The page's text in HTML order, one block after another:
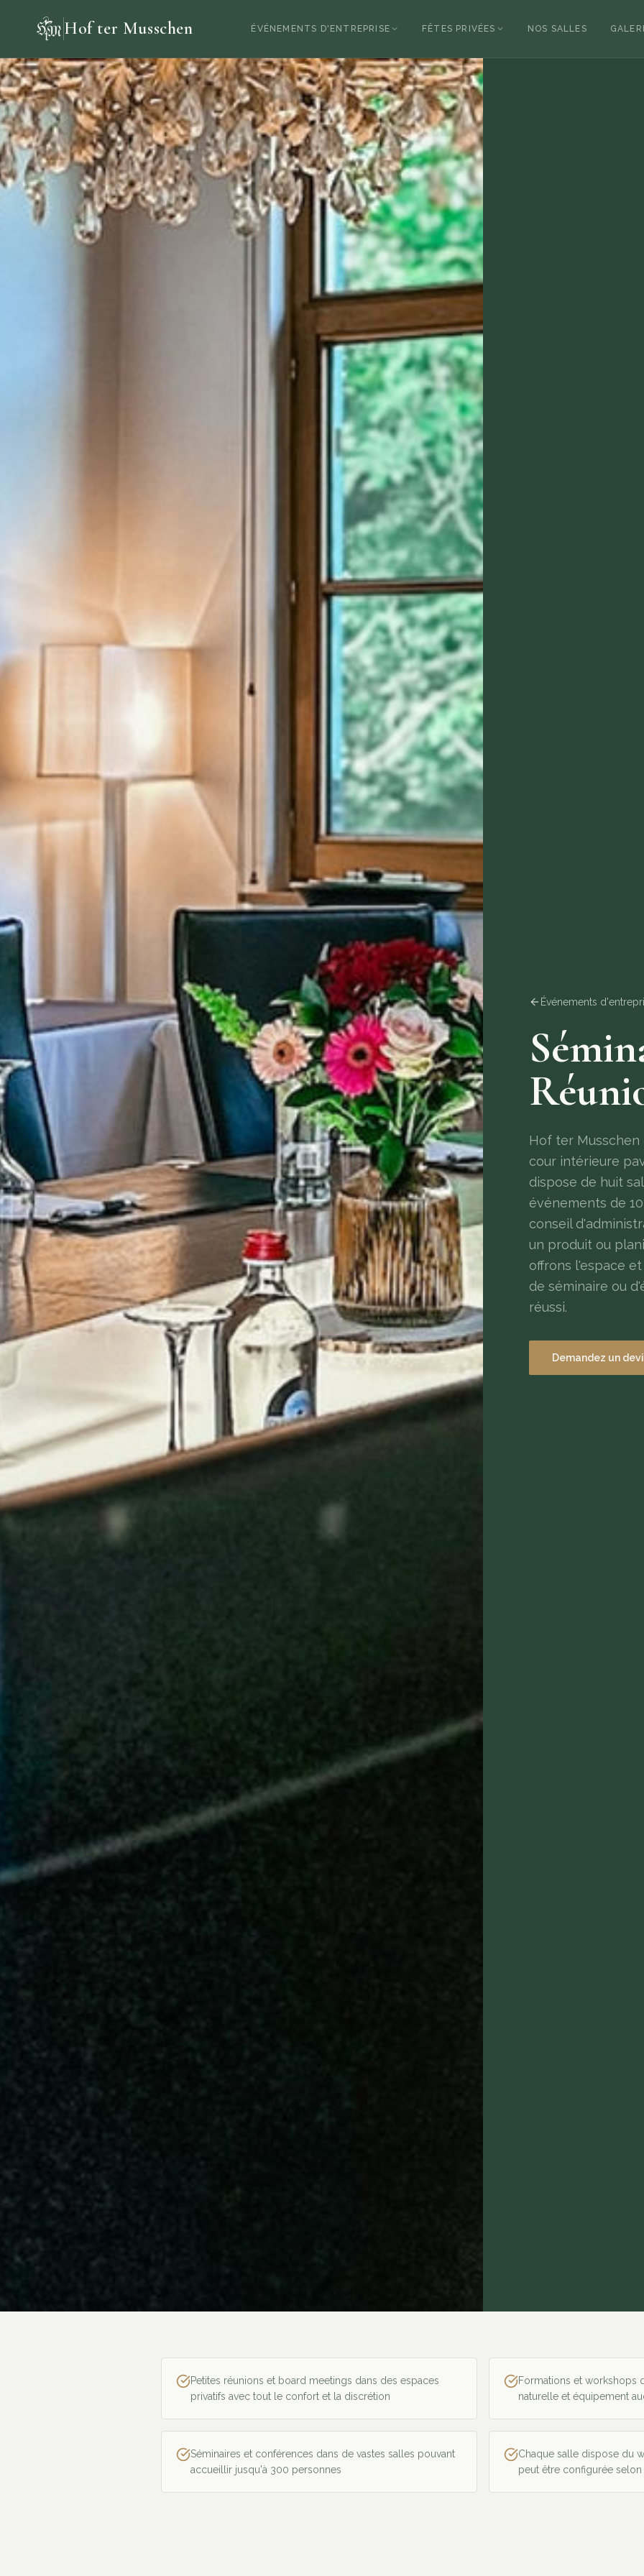
Hof ter Musschen ÉVÉNEMENTS D'ENTREPRISE FÊTES PRIVÉES NOS SALLES
Événements
Hof ter
cour intérieure
dispose de huit
événements de
conseil
un produit ou
offrons l'espace
de séminaire ou
réussi.
Demandez un
Petites réunions et board meetings dans des espaces
privatifs avec tout le confort et la discrétion
Formations et workshops
naturelle et équipement
Séminaires et conférences dans de vastes salles pouvant
accueillir jusqu'à 300 personnes
Chaque salle dispose du
peut être configurée